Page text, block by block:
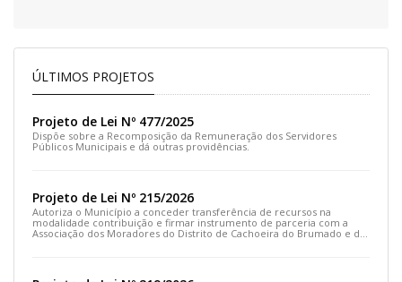
ÚLTIMOS PROJETOS
Projeto de Lei Nº 477/2025
Dispõe sobre a Recomposição da Remuneração dos Servidores
Públicos Municipais e dá outras providências.
Projeto de Lei Nº 215/2026
Autoriza o Município a conceder transferência de recursos na
modalidade contribuição e firmar instrumento de parceria com a
Associação dos Moradores do Distrito de Cachoeira do Brumado e dá